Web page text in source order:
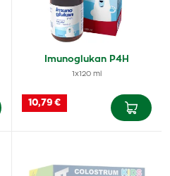
Imunoglukan P4H
1x120 ml
10,79 €